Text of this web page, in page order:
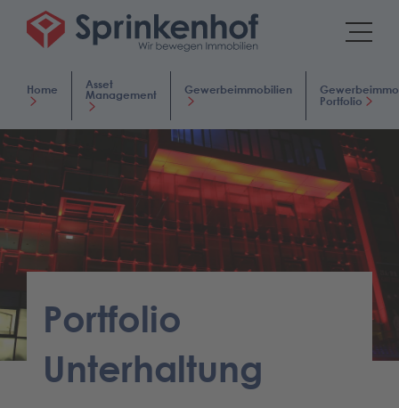
Home Asset
Management Gewerbeimmobilien
Portfolio
Portfolio
Unterhaltung